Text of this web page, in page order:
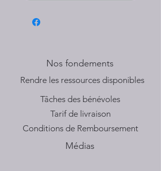
Nos fondements
​Rendre les ressources disponibles
Tâches des bénévoles
Tarif de livraison
Conditions de Remboursement
Médias